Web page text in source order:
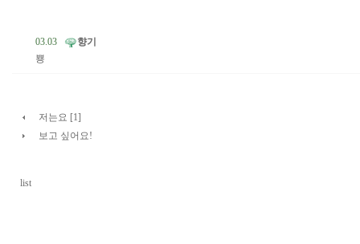
03.03
향기
뿅
저는요 [1]
보고 싶어요!
list